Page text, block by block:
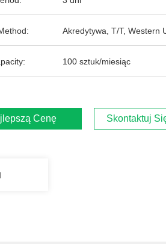
Akredytywa, T/T, Western
100 sztuk/miesiąc
Cenę Skontaktuj